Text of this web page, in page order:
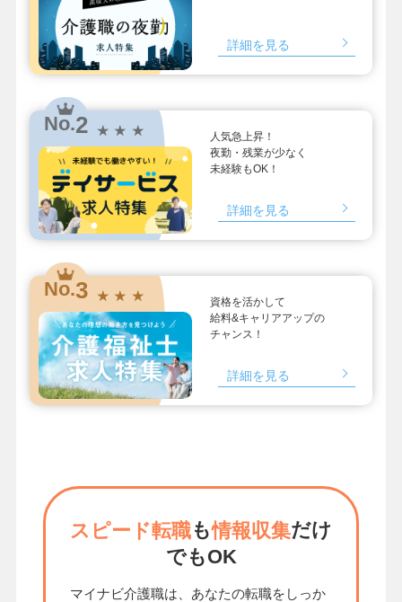
詳細を見る
No.2 ★ ★ ★
人気急上昇！
夜勤・残業が少なく
未経験もOK！
詳細を見る
No.3 ★ ★ ★
資格を活かして
給料&キャリアアップの
チャンス！
詳細を見る
スピード転職も情報収集だけ
でもOK
マイナビ介護職は、あなたの転職をしっか